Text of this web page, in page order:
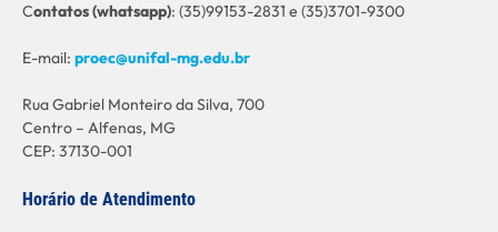
Contatos (whatsapp): (35)99153-2831 e (35)3701-9300
E-mail: proec@unifal-mg.edu.br
Rua Gabriel Monteiro da Silva, 700
Centro – Alfenas, MG
CEP: 37130-001
Horário de Atendimento